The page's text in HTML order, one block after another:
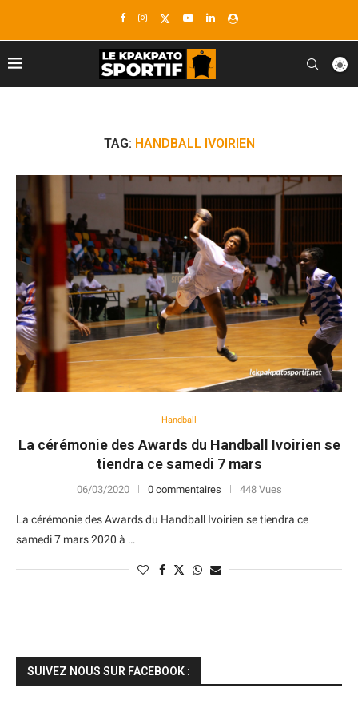
TAG: HANDBALL IVOIRIEN
Handball
La cérémonie des Awards du Handball Ivoirien se
tiendra ce samedi 7 mars
06/03/2020 0 commentaires 448 Vues
La cérémonie des Awards du Handball Ivoirien se tiendra ce
samedi 7 mars 2020 à …
SUIVEZ NOUS SUR FACEBOOK :